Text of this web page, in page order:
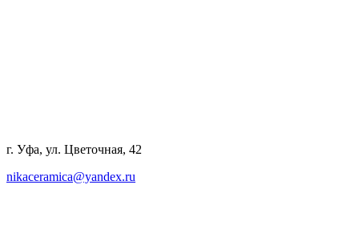
г. Уфа, ул. Цветочная, 42
nikaceramica@yandex.ru